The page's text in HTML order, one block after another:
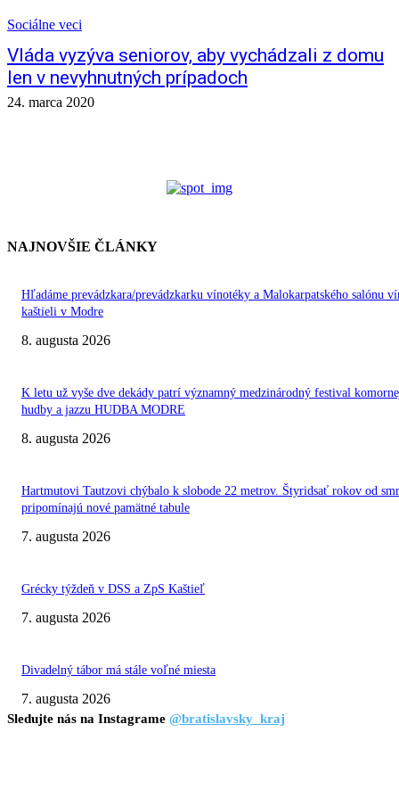
Sociálne veci
Vláda vyzýva seniorov, aby vychádzali z domu
len v nevyhnutných prípadoch
24. marca 2020
NAJNOVŠIE ČLÁNKY
Hľadáme prevádzkara/prevádzkarku vínotéky a Malokarpatského salónu
kaštieli v Modre
8. augusta 2026
K letu už vyše dve dekády patrí významný medzinárodný festival
hudby a jazzu HUDBA MODRE
8. augusta 2026
Hartmutovi Tautzovi chýbalo k slobode 22 metrov. Štyridsať rokov od
pripomínajú nové pamätné tabule
7. augusta 2026
Grécky týždeň v DSS a ZpS Kaštieľ
7. augusta 2026
Divadelný tábor má stále voľné miesta
7. augusta 2026
Sledujte nás na Instagrame @bratislavsky_kraj